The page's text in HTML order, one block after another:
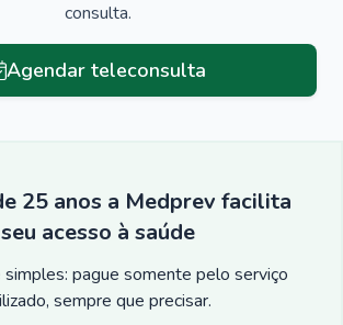
consulta.
Agendar teleconsulta
25 anos a Medprev facilita
seu acesso à saúde
simples: pague somente pelo serviço
sempre que precisar.